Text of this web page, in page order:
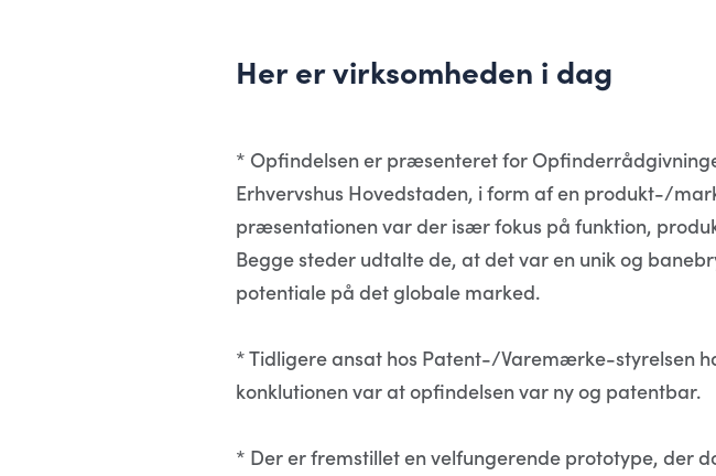
Her er virksomheden i dag
* Opfindelsen er præsenteret for
Erhvervshus Hovedstaden, i form af en produkt-/
præsentationen var der især fokus på funktion,
Begge steder udtalte de, at det var en unik og
potentiale på det globale marked.
* Tidligere ansat hos Patent-/Varemærke-styrelsen
konklutionen var at opfindelsen var ny og patentbar.
* Der er fremstillet en velfungerende prototype, der